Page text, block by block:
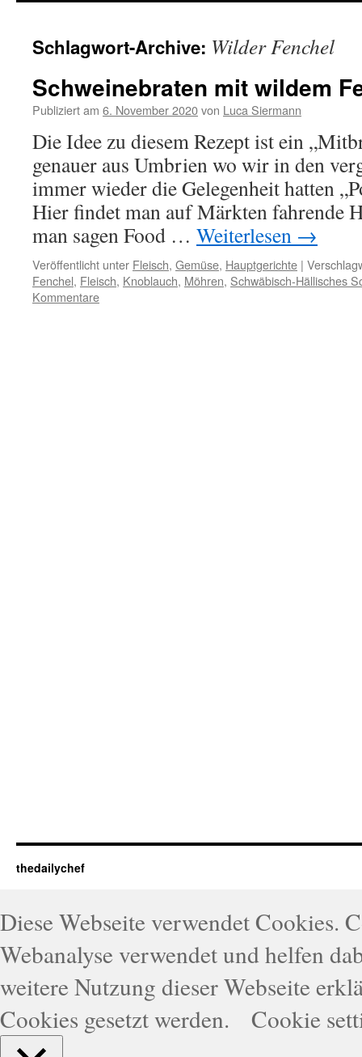
Schlagwort-Archive: Wilder Fenchel
Schweinebraten mit wildem
Publiziert am 6. November 2020von Luca Siermann
Die Idee zu diesem Rezept ist ein
genauer aus Umbrien wo wir in den
immer wieder die Gelegenheit hatten
Hier findet man auf Märkten fahrende
man sagen Food … Weiterlesen →
Veröffentlicht unter Fleisch, Gemüse, Hauptgerichte |
Fenchel, Fleisch, Knoblauch, Möhren, Schwäbisch-Hällisches
Kommentare
thedailychef
Diese Webseite verwendet Cookies.
Webanalyse verwendet und helfen
weitere Nutzung dieser Webseite
Cookies gesetzt werden.
Cookie